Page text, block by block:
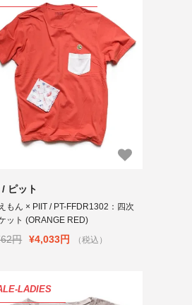
ピット
もん × PIIT / PT-FFDR1302：四次
ット (ORANGE RED)
円 ¥4,033円 （税込）
LADIES